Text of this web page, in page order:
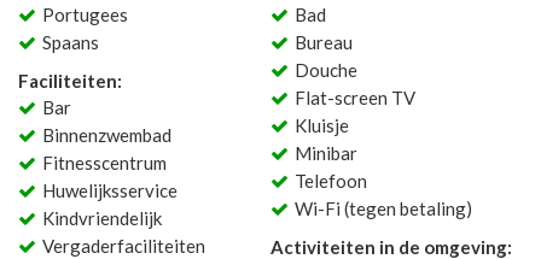
Portugees
Spaans
Faciliteiten:
Bar
Binnenzwembad
Fitnesscentrum
Huwelijksservice
Kindvriendelijk
Vergaderfaciliteiten
Bad
Bureau
Douche
Flat-screen TV
Kluisje
Minibar
Telefoon
Wi-Fi (tegen betaling)
Activiteiten in de omgeving: